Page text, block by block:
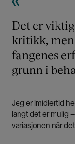
Det er
kritikk,
fangenes
grunn i
Jeg er imidlertid
langt det er mulig
variasjonen når